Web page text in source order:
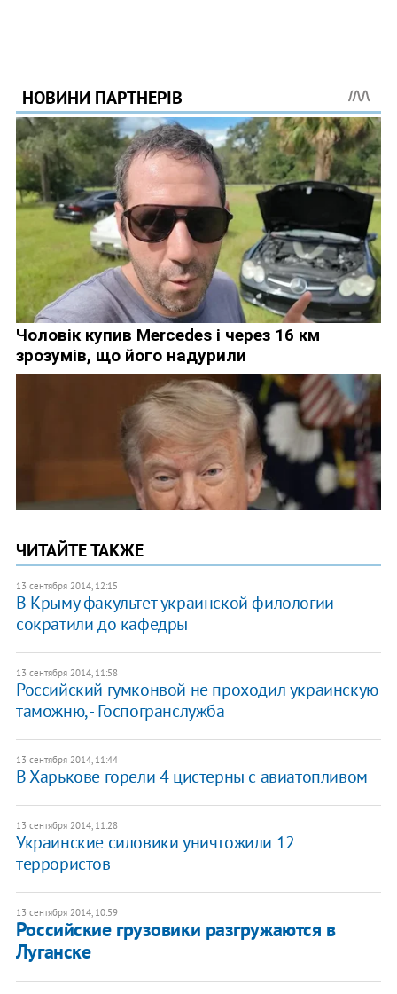
ЧИТАЙТЕ ТАКЖЕ
13 сентября 2014, 12:15
В Крыму факультет украинской филологии
сократили до кафедры
13 сентября 2014, 11:58
Российский гумконвой не проходил украинскую
таможню, - Госпогранслужба
13 сентября 2014, 11:44
В Харькове горели 4 цистерны с авиатопливом
13 сентября 2014, 11:28
Украинские силовики уничтожили 12
террористов
13 сентября 2014, 10:59
Российские грузовики разгружаются в
Луганске